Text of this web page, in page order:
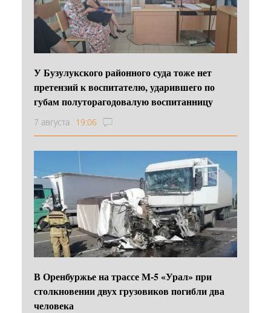
У Бузулукского районного суда тоже нет
претензий к воспитателю, ударившего по
губам полуторагодовалую воспитанницу
7 августа 19:06
В Оренбуржье на трассе М-5 «Урал» при
столкновении двух грузовиков погибли два
человека